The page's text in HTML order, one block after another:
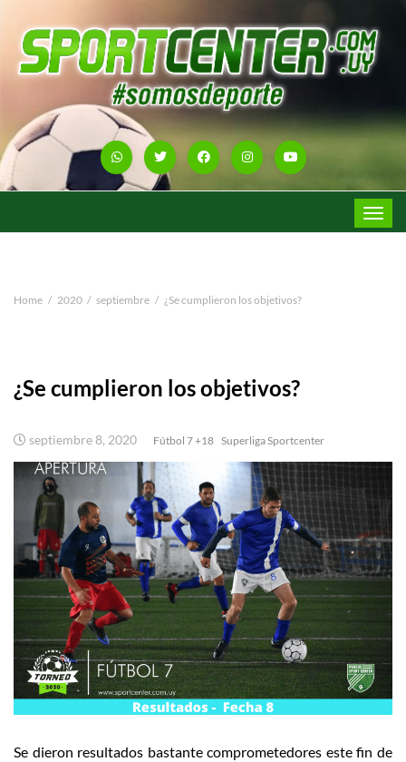
Toggle
Home 2020 septiembre ¿Se cumplieron los objetivos?
¿Se cumplieron los objetivos?
septiembre 8, 2020 Fútbol 7 +18 Superliga Sportcenter
Se dieron resultados bastante comprometedores este fin de